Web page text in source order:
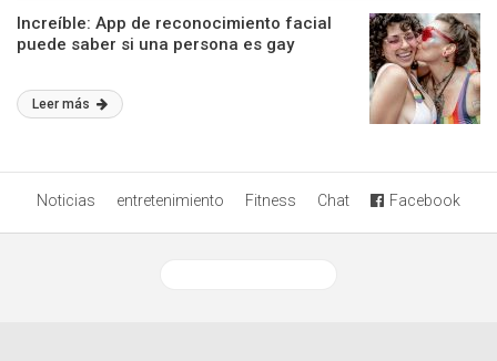
Increíble: App de reconocimiento facial
puede saber si una persona es gay
Leer más
Noticias entretenimiento Fitness Chat Facebook